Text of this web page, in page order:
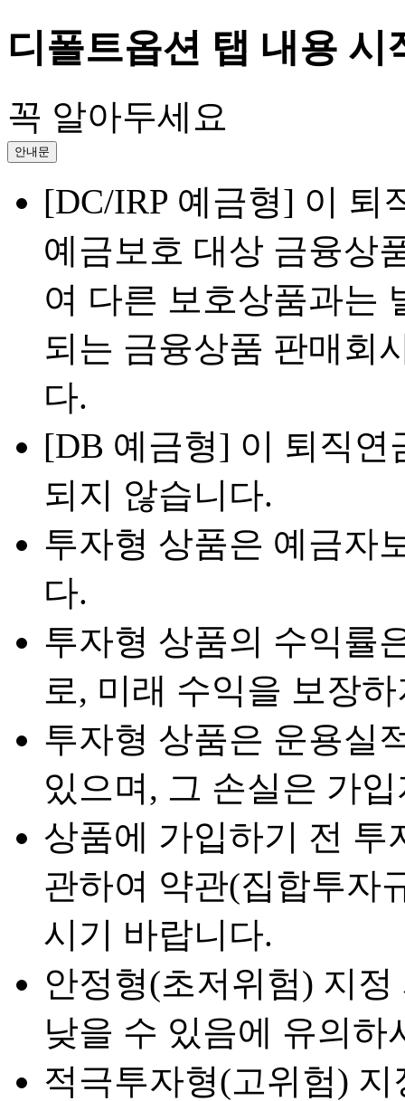
디폴트옵션 탭 내용 시
꼭 알아두세요
안내문
[DC/IRP 예금형] 이 퇴
예금보호 대상 금융상
여 다른 보호상품과는
되는 금융상품 판매회
다.
[DB 예금형] 이 퇴직연
되지 않습니다.
투자형 상품은 예금자
다.
투자형 상품의 수익률
로, 미래 수익을 보장
투자형 상품은 운용실
있으며, 그 손실은 가
상품에 가입하기 전 투
관하여 약관(집합투자
시기 바랍니다.
안정형(초저위험) 지
낮을 수 있음에 유의하
적극투자형(고위험)